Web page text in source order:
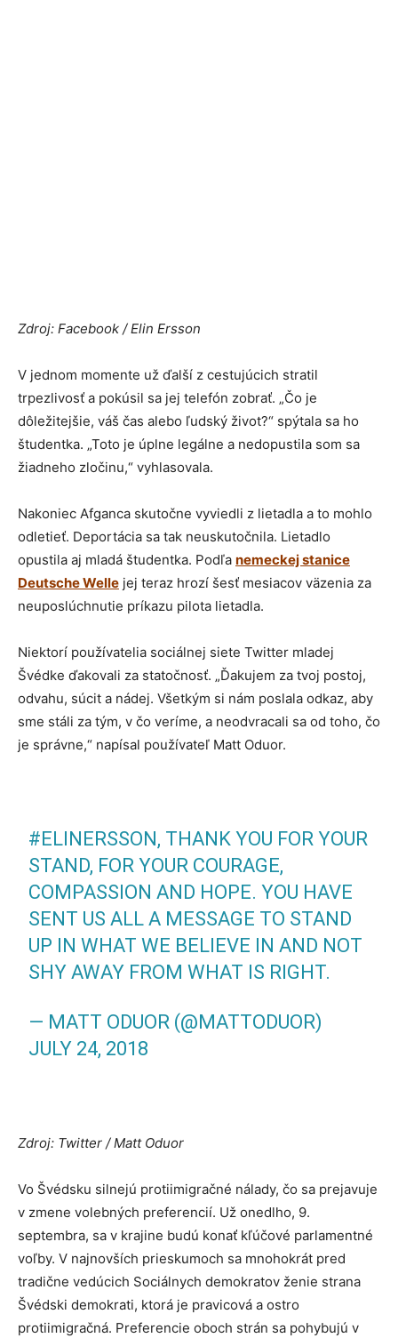
Zdroj: Facebook / Elin Ersson
V jednom momente už ďalší z cestujúcich stratil
trpezlivosť a pokúsil sa jej telefón zobrať. „Čo je
dôležitejšie, váš čas alebo ľudský život?“ spýtala sa ho
študentka. „Toto je úplne legálne a nedopustila som sa
žiadneho zločinu,“ vyhlasovala.
Nakoniec Afganca skutočne vyviedli z lietadla a to mohlo
odletieť. Deportácia sa tak neuskutočnila. Lietadlo
opustila aj mladá študentka. Podľa nemeckej stanice
Deutsche Welle jej teraz hrozí šesť mesiacov väzenia za
neuposlúchnutie príkazu pilota lietadla.
Niektorí používatelia sociálnej siete Twitter mladej
Švédke ďakovali za statočnosť. „Ďakujem za tvoj postoj,
odvahu, súcit a nádej. Všetkým si nám poslala odkaz, aby
sme stáli za tým, v čo veríme, a neodvracali sa od toho, čo
je správne,“ napísal používateľ Matt Oduor.
#ELINERSSON, THANK YOU FOR YOUR
STAND, FOR YOUR COURAGE,
COMPASSION AND HOPE. YOU HAVE
SENT US ALL A MESSAGE TO STAND
UP IN WHAT WE BELIEVE IN AND NOT
SHY AWAY FROM WHAT IS RIGHT.
— MATT ODUOR (@MATTODUOR)
JULY 24, 2018
Zdroj: Twitter / Matt Oduor
Vo Švédsku silnejú protiimigračné nálady, čo sa prejavuje
v zmene volebných preferencií. Už onedlho, 9.
septembra, sa v krajine budú konať kľúčové parlamentné
voľby. V najnovších prieskumoch sa mnohokrát pred
tradične vedúcich Sociálnych demokratov ženie strana
Švédski demokrati, ktorá je pravicová a ostro
protiimigračná. Preferencie oboch strán sa pohybujú v